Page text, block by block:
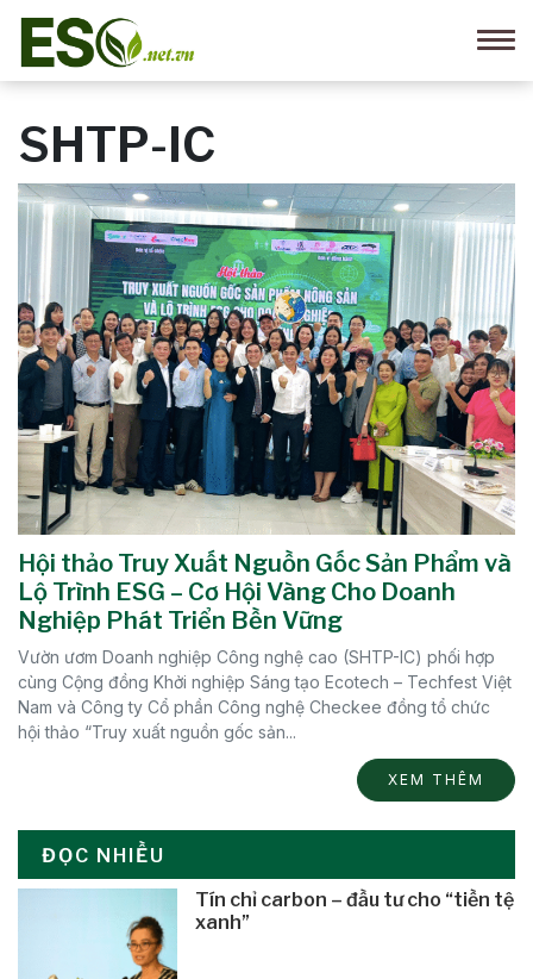
SHTP-IC
Hội thảo Truy Xuất Nguồn Gốc Sản Phẩm và
Lộ Trình ESG – Cơ Hội Vàng Cho Doanh
Nghiệp Phát Triển Bền Vững
Vườn ươm Doanh nghiệp Công nghệ cao (SHTP-IC) phối hợp
cùng Cộng đồng Khởi nghiệp Sáng tạo Ecotech – Techfest Việt
Nam và Công ty Cổ phần Công nghệ Checkee đồng tổ chức
hội thảo “Truy xuất nguồn gốc sản...
XEM THÊM
ĐỌC NHIỀU
Tín chỉ carbon – đầu tư cho “tiền tệ
xanh”